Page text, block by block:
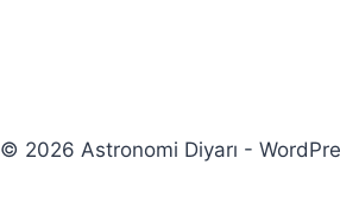
© 2026 Astronomi Diyarı -